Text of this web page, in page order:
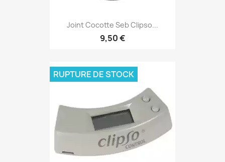
Joint Cocotte Seb Clipso...
9,50 €
RUPTURE DE STOCK